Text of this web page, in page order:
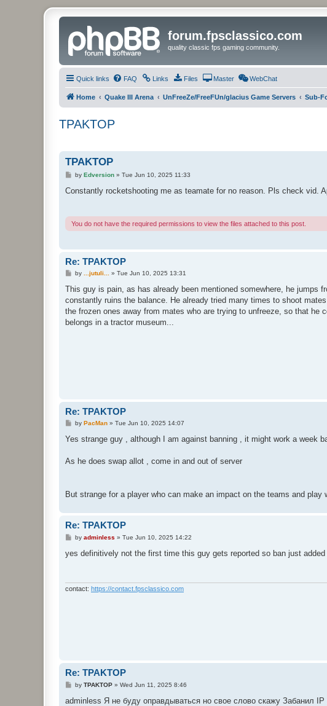
forum.fpsclassico.com
quality classic fps gaming community.
Quick links FAQ Links Files Master WebChat
Home Quake III Arena UnFreeZe/FreeFUn/glacius Game Servers Sub-
TPAKTOP
TPAKTOP
P
s
by Edversion» Tue Jun 10, 2025 11:33
Constantly rocketshooting me as teamate for no reason. Pls check vid.
You do not have the required permissions to view the files attached to this post.
Re: TPAKTOP
P
s
by ...jutuli... » Tue Jun 10, 2025 13:31
This guy is pain, as has already been mentioned somewhere, he jumps
constantly ruins the balance. He already tried many times to shoot
the frozen ones away from mates who are trying to unfreeze, so that
belongs in a tractor museum...
Re: TPAKTOP
P
s
by PacMan» Tue Jun 10, 2025 14:07
Yes strange guy , although I am against banning , it might work a week
As he does swap allot , come in and out of server
But strange for a player who can make an impact on the teams and play
Re: TPAKTOP
P
s
by adminless » Tue Jun 10, 2025 14:22
yes definitively not the first time this guy gets reported so ban just
contact: https://contact.fpsclassico.com
Re: TPAKTOP
P
s
by TPAKTOP» Wed Jun 11, 2025 8:46
adminless Я не буду оправдываться но свое слово скажу Забанил